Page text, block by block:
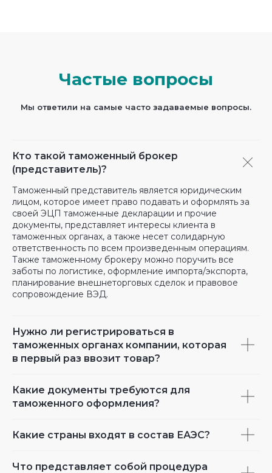
Частые вопросы
Мы ответили на самые часто задаваемые вопросы.
Кто такой таможенный брокер
(представитель)?
Таможенный представитель является юридическим
лицом, которое имеет право подавать и оформлять за
своей ЭЦП таможенные декларации и прочие
документы, представляет интересы клиента в
таможенных органах, а также несет солидарную
ответственность по всем произведенным операциям.
Также таможенному брокеру можно поручить все
заботы по логистике, оформление импорта/экспорта,
планирование внешнеторговых сделок и правовое
сопровождение ВЭД.
Нужно ли регистрироваться в
таможенных органах компании, которая
в первый раз ввозит товар?
Какие документы требуются для
таможенного оформления?
Какие страны входят в состав ЕАЭС?
Что представляет собой процедура